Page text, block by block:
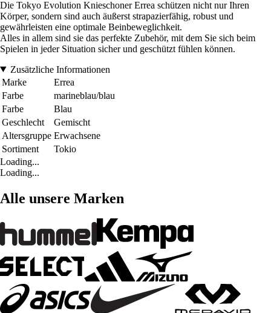
Die Tokyo Evolution Knieschoner Errea schützen nicht nur Ihren
Körper, sondern sind auch äußerst strapazierfähig, robust und
gewährleisten eine optimale Beinbeweglichkeit.
Alles in allem sind sie das perfekte Zubehör, mit dem Sie sich beim
Spielen in jeder Situation sicher und geschützt fühlen können.
Zusätzliche Informationen
Marke
Errea
Farbe
marineblau/blau
Farbe
Blau
Geschlecht
Gemischt
Altersgruppe Erwachsene
Sortiment
Tokio
Loading...
Loading...
Alle unsere Marken